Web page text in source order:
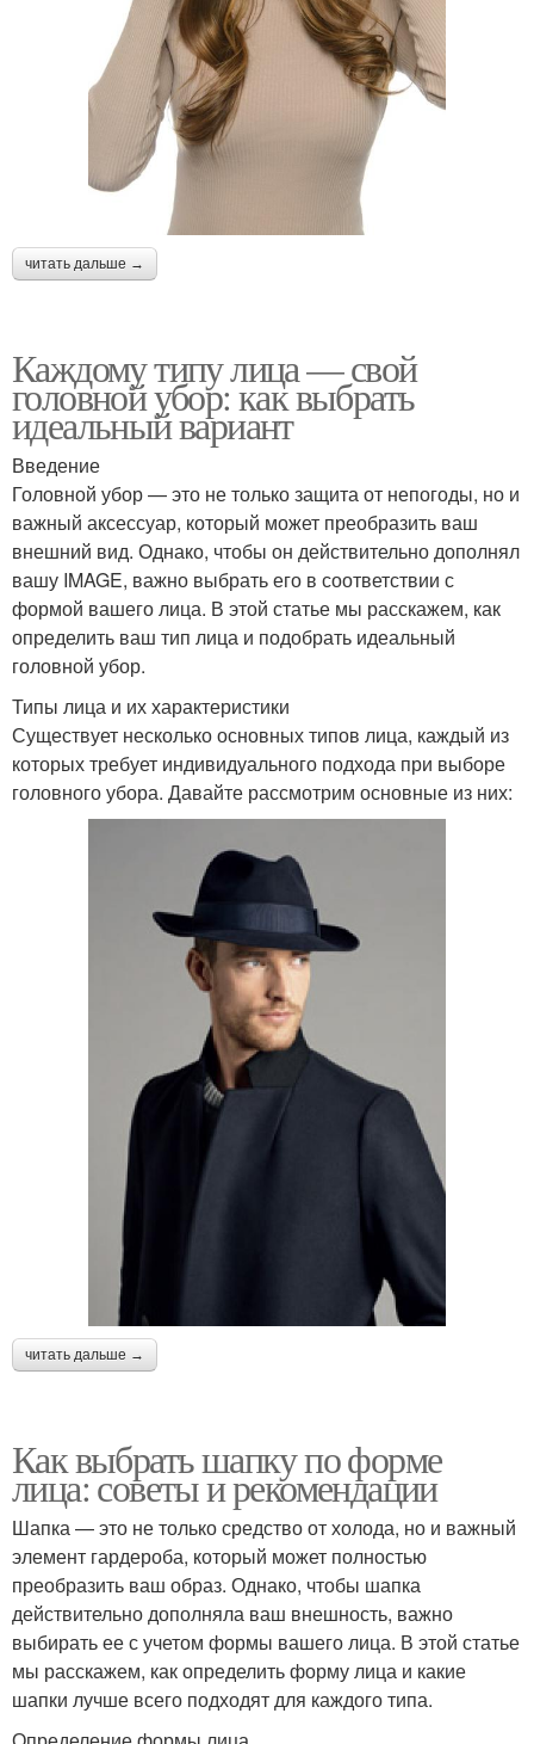
читать дальше →
Каждому типу лица — свой
головной убор: как выбрать
идеальный вариант
Введение
Головной убор — это не только защита от непогоды, но и
важный аксессуар, который может преобразить ваш
внешний вид. Однако, чтобы он действительно дополнял
вашу IMAGE, важно выбрать его в соответствии с
формой вашего лица. В этой статье мы расскажем, как
определить ваш тип лица и подобрать идеальный
головной убор.
Типы лица и их характеристики
Существует несколько основных типов лица, каждый из
которых требует индивидуального подхода при выборе
головного убора. Давайте рассмотрим основные из них:
читать дальше →
Как выбрать шапку по форме
лица: советы и рекомендации
Шапка — это не только средство от холода, но и важный
элемент гардероба, который может полностью
преобразить ваш образ. Однако, чтобы шапка
действительно дополняла ваш внешность, важно
выбирать ее с учетом формы вашего лица. В этой статье
мы расскажем, как определить форму лица и какие
шапки лучше всего подходят для каждого типа.